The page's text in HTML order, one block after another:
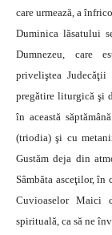
care urmează, a
Duminica lăsatului
Dumnezeu, care
priveliştea Judecăţii
pregătire liturgică şi
în această
(triodia) şi cu
Gustăm deja din
Sâmbăta asceţilor,
Cuvioaselor Maici
spirituală, ca să ne